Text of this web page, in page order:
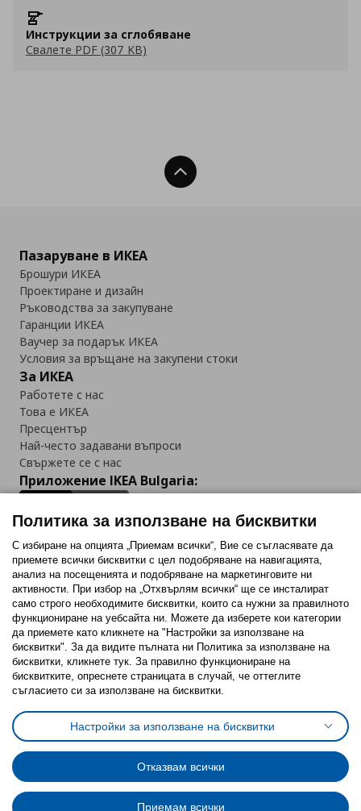
Инструкции за сглобяване
Свалете PDF (307 KB)
Нагоре
Пазаруване в ИКЕА
Брошури ИКЕА
Проектиране и дизайн
Ръководства за закупуване
Гаранции ИКЕА
Ваучер за подарък ИКЕА
Условия за връщане на закупени стоки
За ИКЕА
Работете с нас
Това е ИКЕА
Пресцентър
Най-често задавани въпроси
Свържете се с нас
Приложение IKEA Bulgaria:
Последвайте ни:
FacebookTwitterYoutubePinterestInstagram
Политика за използване на бисквитки (Cookies)
Избор на настройки за използване на бисквитки
Условия за ползване на ikea.bgОбща политика за личните данни
Политика за защита на личните данни на ikea.bg
Общи условия на програма IKEA Family
Политика за защита на лични данни на програма IKEA Family
Политика за използване на бисквитки
С избиране на опцията „Приемам всички“, Вие се съгласявате да
приемете всички бисквитки с цел подобряване на навигацията,
анализ на посещенията и подобряване на маркетинговите ни
активности. При избор на „Отхвърлям всички“ ще се инсталират
само строго необходимитe бисквитки, които са нужни за правилното
функциониране на уебсайта ни. Можете да изберете кои категории
да приемете като кликнете на "Настройки за използване на
бисквитки". За да видите пълната ни Политика за използване на
бисквитки, кликнете тук. За правилно функциониране на
бисквитките, опреснете страницата в случай, че оттеглите
съгласието си за използване на бисквитки.
Настройки за използване на бисквитки
Отказвам всички
Приемам всички